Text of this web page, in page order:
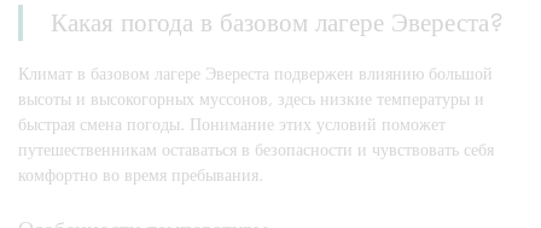
Какая погода в базовом лагере Эвереста?
Климат в базовом лагере Эвереста подвержен влиянию большой
высоты и высокогорных муссонов, здесь низкие температуры и
быстрая смена погоды. Понимание этих условий поможет
путешественникам оставаться в безопасности и чувствовать себя
комфортно во время пребывания.